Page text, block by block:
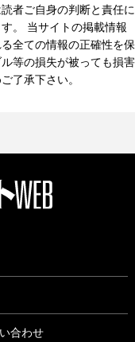
者ご自身の判断と責任に
。 当サイトの掲載情報
全ての情報の正確性を保
等の損失が被っても損害
了承下さい。
合わせ